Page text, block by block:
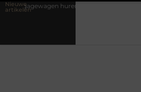
Nieuwe
artikelen
Kies de juiste aanhanger voor jouw klus